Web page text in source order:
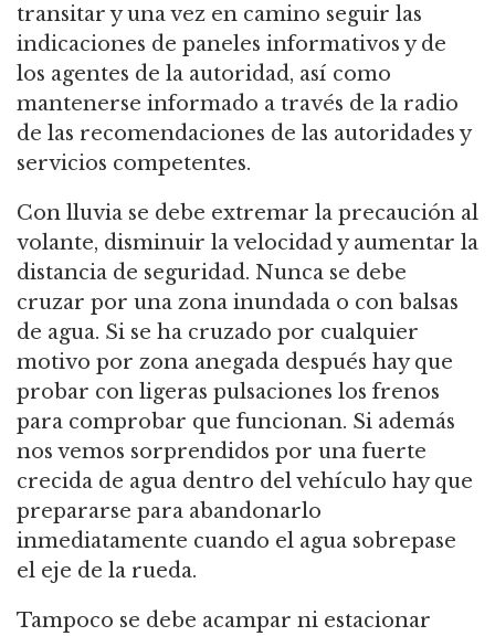
transitar y una vez en camino seguir las
indicaciones de paneles informativos y de
los agentes de la autoridad, así como
mantenerse informado a través de la radio
de las recomendaciones de las autoridades y
servicios competentes.
Con lluvia se debe extremar la precaución al
volante, disminuir la velocidad y aumentar la
distancia de seguridad. Nunca se debe
cruzar por una zona inundada o con balsas
de agua. Si se ha cruzado por cualquier
motivo por zona anegada después hay que
probar con ligeras pulsaciones los frenos
para comprobar que funcionan. Si además
nos vemos sorprendidos por una fuerte
crecida de agua dentro del vehículo hay que
prepararse para abandonarlo
inmediatamente cuando el agua sobrepase
el eje de la rueda.
Tampoco se debe acampar ni estacionar